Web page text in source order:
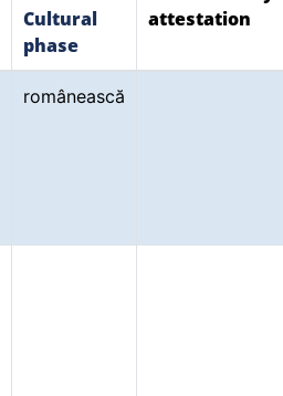
Cultural
phase
attestation
românească